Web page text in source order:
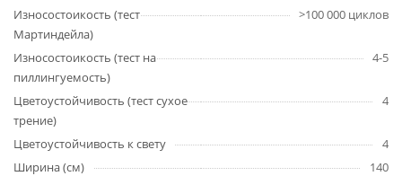
Износостоикость (тест
Мартиндейла)
>100 000 циклов
Износостоикость (тест на
пиллингуемость)
4-5
Цветоустойчивость (тест сухое
трение)
4
Цветоустойчивость к свету
4
Ширина (см)
140